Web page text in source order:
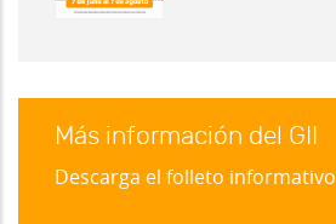
Más información del GII
Descarga el folleto informativo